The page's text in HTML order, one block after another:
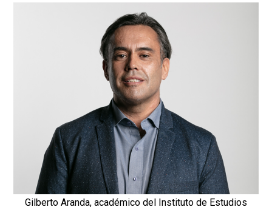
Gilberto Aranda, académico del Instituto de Estudios